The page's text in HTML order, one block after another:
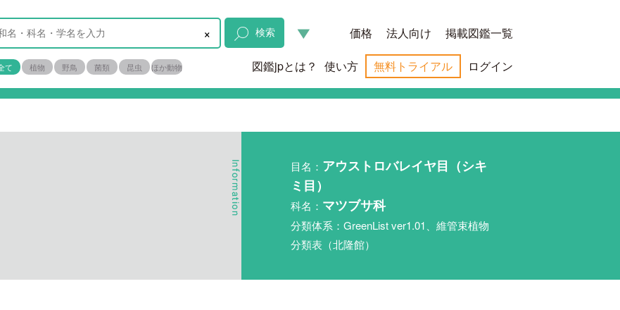
× 検索
て 植物 野鳥 菌類 昆虫 ほか動物
価格 法人向け 掲載図鑑一覧
図鑑jpとは？ 使い方 無料トライアル ログイン
目名： アウストロバレイヤ目（シキ
ミ目）
科名： マツブサ科
分類体系：GreenList ver1.01、維管束植物
分類表（北隆館）